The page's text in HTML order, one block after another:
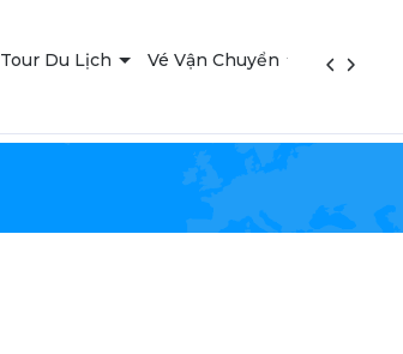
Tour Du Lịch Vé Vận Chuyển Tin tức